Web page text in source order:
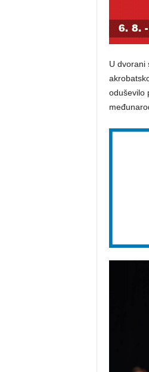
U dvorani
oduševilo